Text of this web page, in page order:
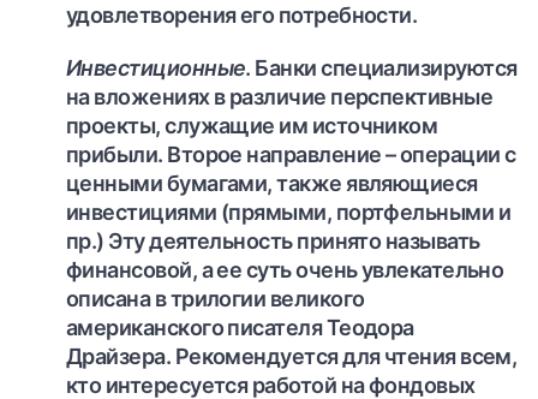
удовлетворения его потребности.
Инвестиционные. Банки специализируются
на вложениях в различие перспективные
проекты, служащие им источником
прибыли. Второе направление – операции с
ценными бумагами, также являющиеся
инвестициями (прямыми, портфельными и
пр.) Эту деятельность принято называть
финансовой, а ее суть очень увлекательно
описана в трилогии великого
американского писателя Теодора
Драйзера. Рекомендуется для чтения всем,
кто интересуется работой на фондовых